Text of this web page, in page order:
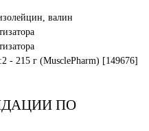
валин
- 215 г (MusclePharm) [149676]
ПО